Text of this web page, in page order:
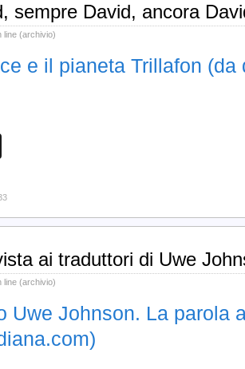
sempre David, ancora
line (archivio)
e il pianeta Trillafon
ai traduttori di Uwe
line (archivio)
Uwe Johnson. La parola